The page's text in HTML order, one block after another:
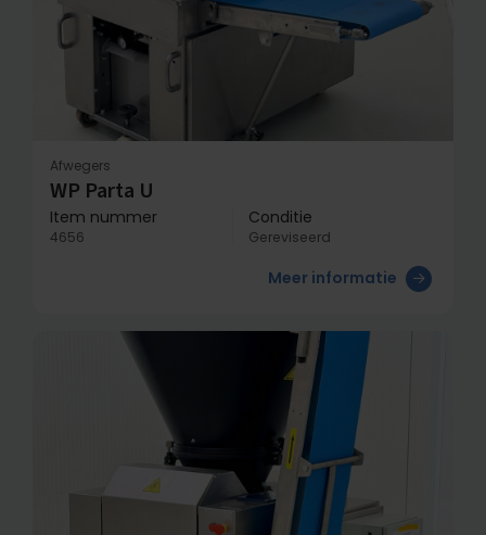
Afwegers
WP Parta U
Item nummer
4656
Conditie
Gereviseerd
Meer informatie